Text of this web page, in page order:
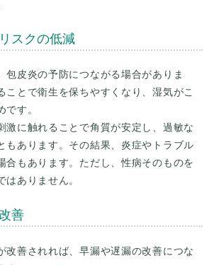
スクの低減
包皮炎の予防につながる場合がありま
ことで衛生を保ちやすくなり、湿気がこ
です。
激に触れることで角質が安定し、過敏な
もあります。その結果、炎症やトラブル
合もあります。ただし、性病そのものを
善
改善されれば、早漏や遅漏の改善につな